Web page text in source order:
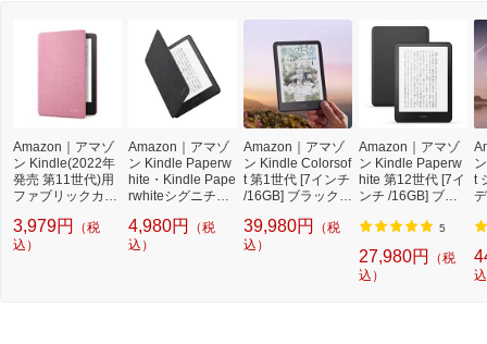
Amazon｜アマゾ
ン Kindle(2022年
発売 第11世代)用
ファブリックカバ
X9CMD
3,979円
（税
込）
Amazon｜アマゾ
ン Kindle Paperw
hite・Kindle Pape
rwhiteシグニチャ
12世代用 Amazon
純正 ファブリック
4,980円
（税
込）
Amazon｜アマゾ
ン Kindle Colorsof
t 第1世代 [7インチ
/16GB] ブラック B
ンチ /防水]
39,980円
（税
込）
Amazon｜アマゾ
ン Kindle Paperw
hite 第12世代 [7イ
ンチ /16GB] ブラ
Y [7インチ /防水]
5
27,980円
（税
込）
t